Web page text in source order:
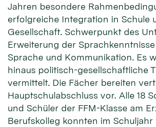
Jahren besondere
erfolgreiche Integration in Schule
Gesellschaft. Schwerpunkt des
Erweiterung der
Sprache und Kommunikation. Es
hinaus politisch-gesellschaftliche
vermittelt. Die Fächer bereiten
Hauptschulabschluss vor. Alle 18
und Schüler der FFM-Klasse am
Berufskolleg konnten im Schuljahr